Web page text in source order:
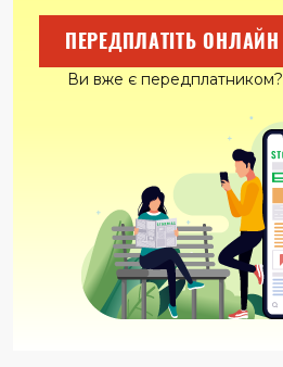
ПЕРЕДПЛАТІТЬ ОНЛАЙН
Ви вже є передплатником?